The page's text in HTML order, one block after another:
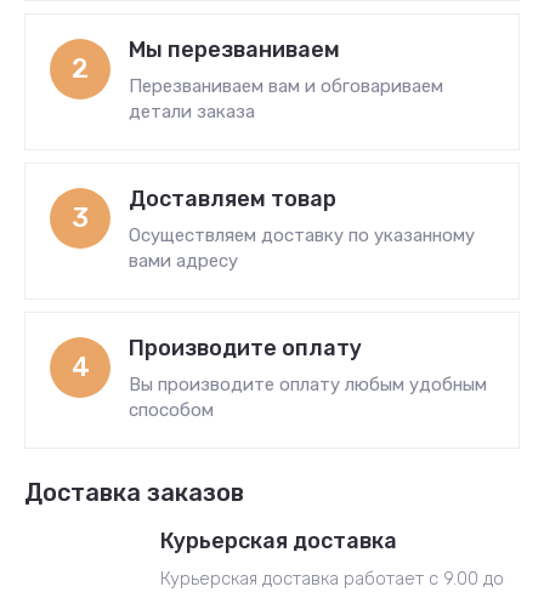
2
Мы перезваниваем
Перезваниваем вам и обговариваем
детали заказа
3
Доставляем товар
Осуществляем доставку по указанному
вами адресу
4
Производите оплату
Вы производите оплату любым удобным
способом
Доставка заказов
Курьерская доставка
Курьерская доставка работает с 9.00 до